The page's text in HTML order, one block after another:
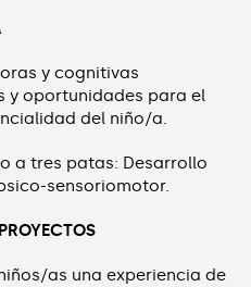
y cognitivas
y oportunidades para el
del niño/a.
a tres patas: Desarrollo
sensoriomotor.
as una experiencia de